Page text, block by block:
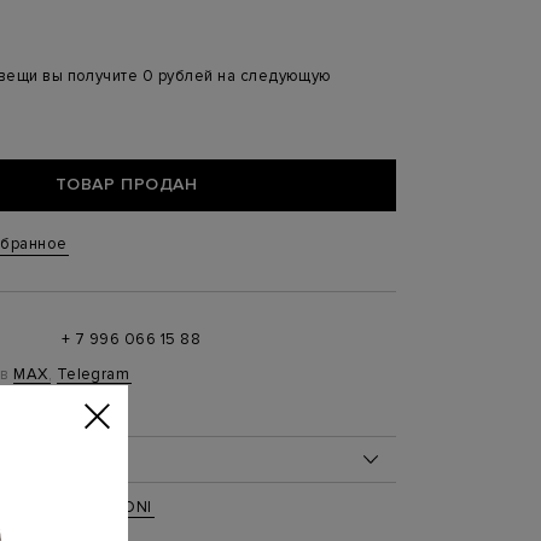
вы получите 0 рублей на следующую
ТОВАР ПРОДАН
+ 7 996 066 15 88
MAX, Telegram
ИЗДЕЛИИ
SANTONI